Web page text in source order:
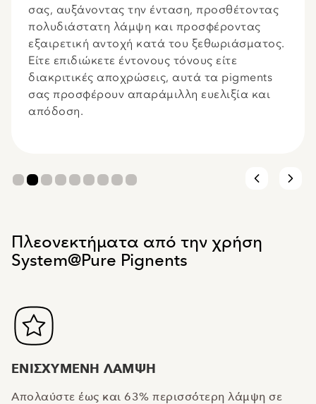
σας, αυξάνοντας την ένταση, προσθέτοντας
πολυδιάστατη λάμψη και προσφέροντας
εξαιρετική αντοχή κατά του ξεθωριάσματος.
Είτε επιδιώκετε έντονους τόνους είτε
διακριτικές αποχρώσεις, αυτά τα pigments
σας προσφέρουν απαράμιλλη ευελιξία και
απόδοση.
Πλεονεκτήματα από την χρήση
System@Pure Pignents
ΕΝΙΣΧΥΜΕΝΗ ΛΑΜΨΗ
Απολαύστε έως και 63% περισσότερη λάμψη σε